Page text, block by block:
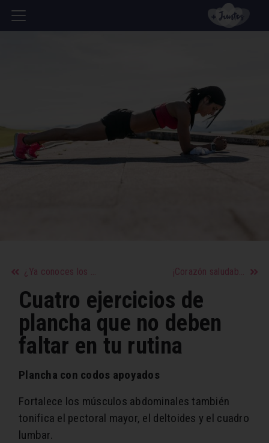
¿Ya conoces los beneficios de practicar deporte durante el embarazo? ¡Corazón saludable!
Cuatro ejercicios de
plancha que no deben
faltar en tu rutina
Plancha con codos apoyados
Fortalece los músculos abdominales también
tonifica el pectoral mayor, el deltoides y el cuadro
lumbar.